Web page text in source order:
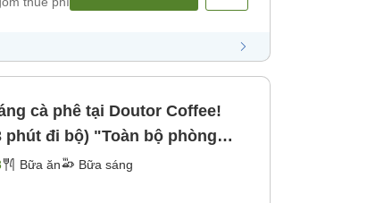
cà phê tại Doutor Coffee!
phút đi bộ) "Toàn bộ phòng
Bữa ăn Bữa sáng